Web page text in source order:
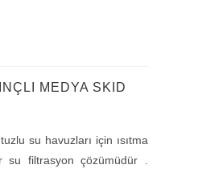
MEDYA SKID
su havuzları için ısıtma
su filtrasyon çözümüdür .